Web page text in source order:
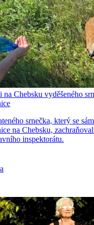
na Chebsku vyděšeného
srnečka, který se
na Chebsku,
inspektorátu.